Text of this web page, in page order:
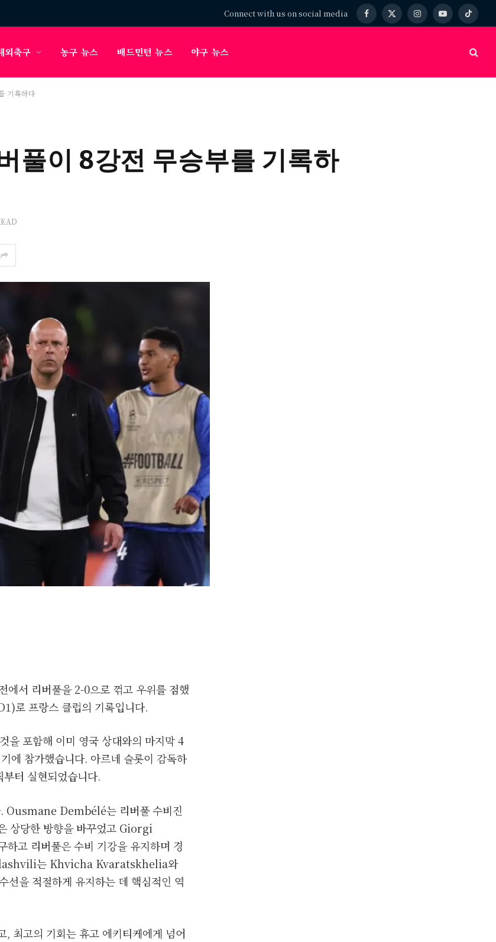
Connect with us on social media Facebook
X
InstagramYouTubeTikTok
외축구 농구 뉴스 배드민턴 뉴스 야구 뉴스
기록하다
풀이 8강전 무승부를 기록하
서 리버풀을 2-0으로 꺾고 우위를 점했
로 프랑스 클럽의 기록입니다.
을 포함해 이미 영국 상대와의 마지막 4
에 참가했습니다. 아르네 슬롯이 감독하
터 실현되었습니다.
Ousmane Dembélé는 리버풀 수비진
상당한 방향을 바꾸었고 Giorgi
고 리버풀은 수비 기강을 유지하며 경
는 Khvicha Kvaratskhelia와
선을 적절하게 유지하는 데 핵심적인 역
, 최고의 기회는 휴고 에키티케에게 넘어